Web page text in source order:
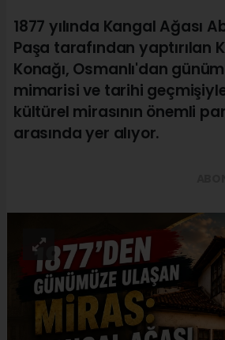
1877 yılında Kangal Ağası
Paşa tarafından yaptırılan
Konağı, Osmanlı'dan
mimarisi ve tarihi
kültürel mirasının önemli
arasında yer alıyor.